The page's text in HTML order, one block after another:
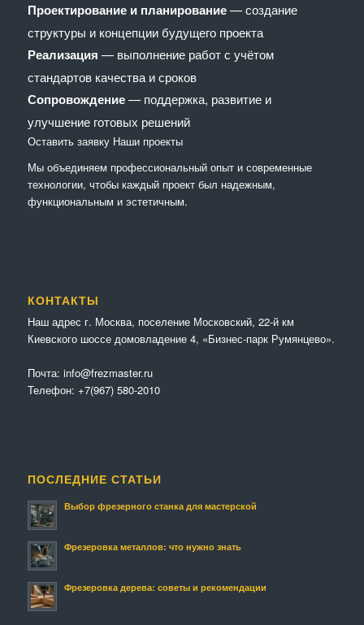
Проектирование и планирование— создание
структуры и концепции будущего проекта
Реализация — выполнение работ с учётом
стандартов качества и сроков
Сопровождение— поддержка, развитие и
улучшение готовых решений
Оставить заявку Наши проекты
Мы объединяем профессиональный опыт и современные
технологии, чтобы каждый проект был надежным,
функциональным и эстетичным.
КОНТАКТЫ
Наш адрес г. Москва, поселение Московский, 22-й км
Киевского шоссе домовладение 4, «Бизнес-парк Румянцево».
Почта: info@frezmaster.ru
Телефон: +7(967) 580-2010
ПОСЛЕДНИЕ СТАТЬИ
Выбор фрезерного станка для мастерской
Фрезеровка металлов: что нужно знать
Фрезеровка дерева: советы и рекомендации